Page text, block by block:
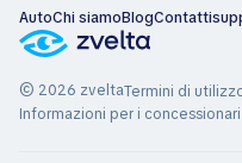
AutoChi siamoBlogContatti
© 2026 zveltaTermini di
Informazioni per i concessionari